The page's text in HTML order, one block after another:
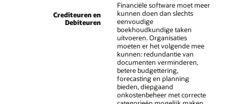
Crediteuren en
Debiteuren
Financiële software moet meer
kunnen doen dan slechts
eenvoudige
boekhoudkundige taken
uitvoeren. Organisaties
moeten er het volgende mee
kunnen: redundantie van
documenten verminderen,
betere budgettering,
forecasting en planning
bieden, diepgaand
onkostenbeheer met correcte